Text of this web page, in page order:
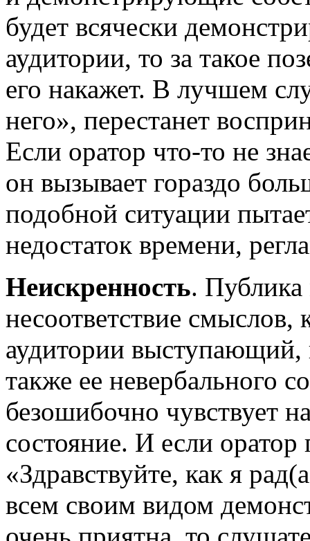
будет всячески
аудитории, то за такое
его накажет. В лучшем
него», перестанет
Если оратор что-то не
он вызывает гораздо
подобной ситуации
недостаток времени,
Неискренность. Публика
несоответствие смыслов,
аудитории выступающий,
также ее невербального
безошибочно чувствует
состояние. И если оратор
«Здравствуйте, как я
всем своим видом